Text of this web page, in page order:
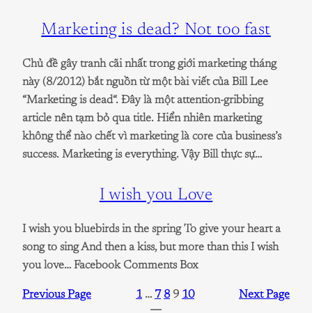
Marketing is dead? Not too fast
Chủ đề gây tranh cãi nhất trong giới marketing tháng
này (8/2012) bắt nguồn từ một bài viết của Bill Lee
“Marketing is dead“. Đây là một attention-gribbing
article nên tạm bỏ qua title. Hiển nhiên marketing
không thể nào chết vì marketing là core của business’s
success. Marketing is everything. Vậy Bill thực sự…
I wish you Love
I wish you bluebirds in the spring To give your heart a
song to sing And then a kiss, but more than this I wish
you love… Facebook Comments Box
Previous Page 1 … 7 8 9 10 Next Page